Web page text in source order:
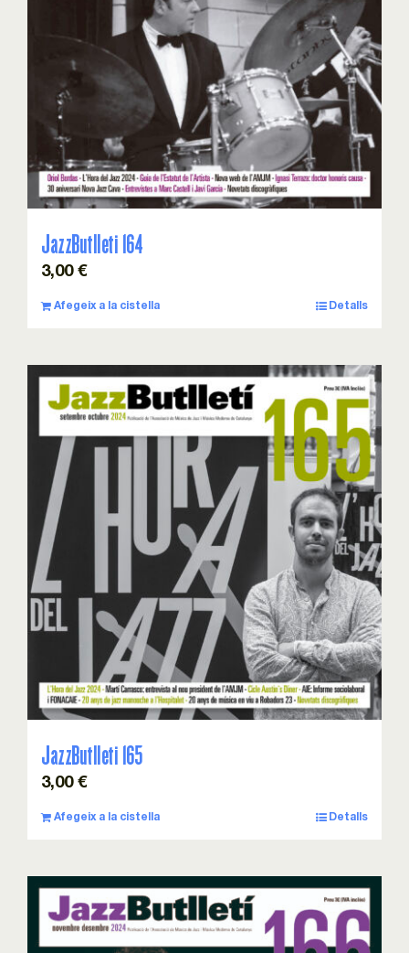
JazzButlleti 164
3,00 €
Afegeix a la cistella Detalls
JazzButlleti 165
3,00 €
Afegeix a la cistella Detalls